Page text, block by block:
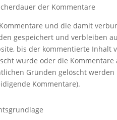
der Kommentare
und die damit
gespeichert und verbleiben
bis der kommentierte Inhalt
wurde oder die Kommentare
Gründen gelöscht werden
Kommentare).